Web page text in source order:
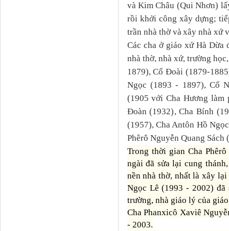
và Kim Châu (Qui Nhơn)
rồi khởi công xây dựng;
trần nhà thờvàxâynhà xứ
Các cha ở giáo xứ Hà Dừa
nhà thờ, nhà xứ, trường
1879), Cố Đoài (1879-1885
Ngọc (1893 - 1897),Cố
(1905 với Cha Hương làm
Đoàn (1932), Cha Bính
(1957), Cha Antôn Hồ
Phêrô Nguyễn Quang Sách
Trong thời gian Cha
ngài đã sửa lại cung
nền nhà thờ, nhất là xây lại
Ngọc Lê (1993 - 2002) đã
trường, nhà giáo lýcủa
Cha Phanxicô Xaviê
- 2003.